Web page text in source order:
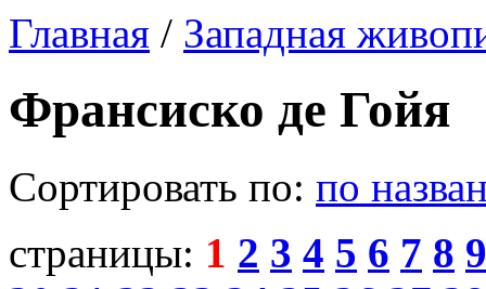
Главная / Западная
Франсиско де Гойя
Сортировать по: по
страницы: 1 2 3 4 5 6 7 8 9